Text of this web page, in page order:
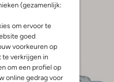
(gezamenlijk:
om ervoor te
goed
voorkeuren op
te verkrijgen in
om een profiel op
online gedrag voor